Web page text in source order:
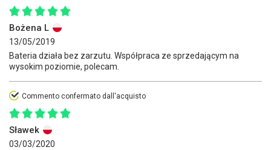
Bożena L
13/05/2019
Bateria działa bez zarzutu. Współpraca ze sprzedającym na
wysokim poziomie, polecam.
Commento confermato dall'acquisto
Sławek
03/03/2020